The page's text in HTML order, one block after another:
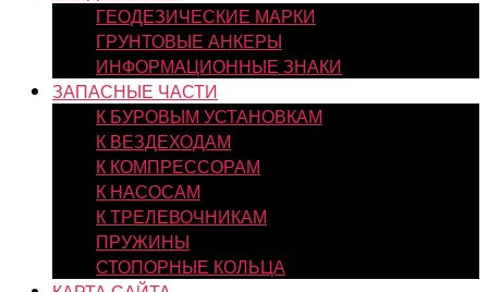
ГЕОДЕЗИЧЕСКИЕ МАРКИ
ГРУНТОВЫЕ АНКЕРЫ
ИНФОРМАЦИОННЫЕ ЗНАКИ
ЗАПАСНЫЕ ЧАСТИ
К БУРОВЫМ УСТАНОВКАМ
К ВЕЗДЕХОДАМ
К КОМПРЕССОРАМ
К НАСОСАМ
К ТРЕЛЕВОЧНИКАМ
ПРУЖИНЫ
СТОПОРНЫЕ КОЛЬЦА